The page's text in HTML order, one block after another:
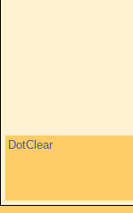
DotClear